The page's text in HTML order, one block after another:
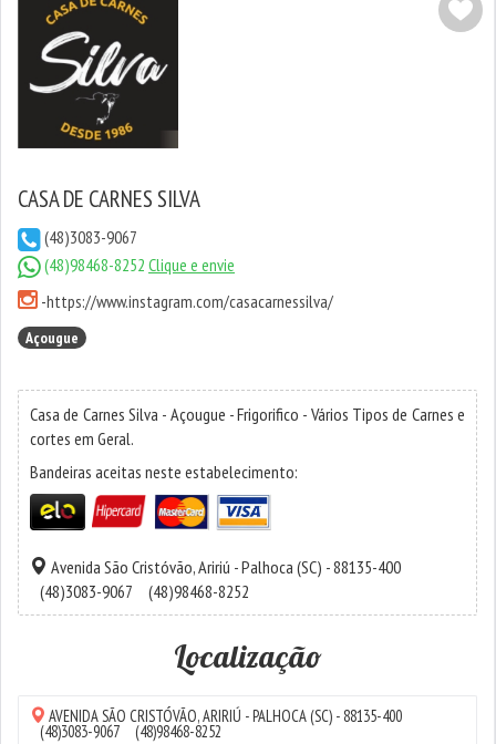
CASA DE CARNES SILVA
(48)3083-9067
(48)98468-8252 Clique e envie
-https://www.instagram.com/casacarnessilva/
Açougue
Casa de Carnes Silva - Açougue - Frigorifico - Vários Tipos de Carnes e
cortes em Geral.
Bandeiras aceitas neste estabelecimento:
Avenida São Cristóvão,Aririú -Palhoca (SC) - 88135-400
(48)3083-9067
(48)98468-8252
Localização
AVENIDA SÃO CRISTÓVÃO,ARIRIÚ -PALHOCA (SC) - 88135-400
(48)3083-9067 (48)98468-8252